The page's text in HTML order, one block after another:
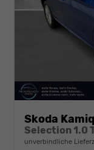
Skoda Kamiq
Selection 1.0
unverbindliche